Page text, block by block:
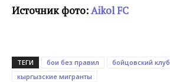
Источник фото:Aikol FC
ТЕГИ бои без правил
бойцовский клуб
кыргызские мигранты